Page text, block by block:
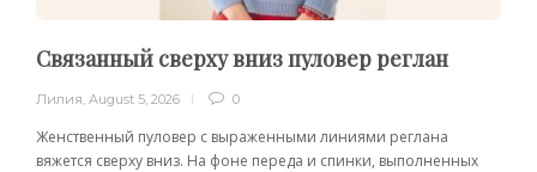
Связанный сверху вниз пуловер реглан
Лилия August 5, 2026 0
Женственный пуловер с выраженными линиями реглана
вяжется сверху вниз. На фоне переда и спинки, выполненных